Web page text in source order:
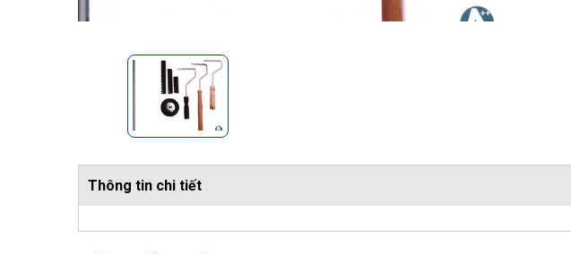
Thông tin chi tiết